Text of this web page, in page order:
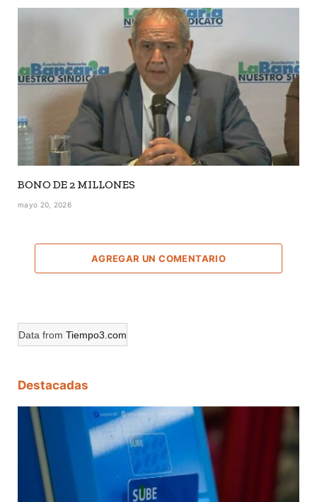
BONO DE 2 MILLONES
mayo 20, 2026
AGREGAR UN COMENTARIO
Data from Tiempo3.com
Destacadas